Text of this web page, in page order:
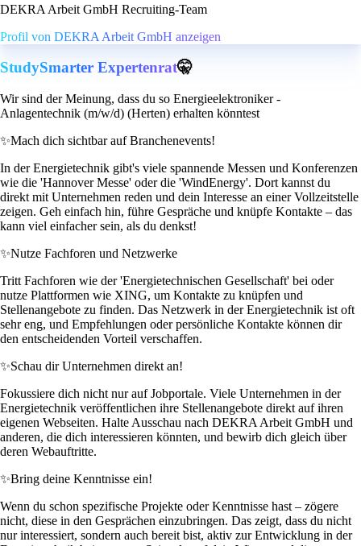
DEKRA Arbeit GmbH Recruiting-Team
Profil von DEKRA Arbeit GmbH anzeigen
StudySmarter Expertenrat🤫
Wir sind der Meinung, dass du so Energieelektroniker -
Anlagentechnik (m/w/d) (Herten) erhalten könntest
✨Mach dich sichtbar auf Branchenevents!
In der Energietechnik gibt's viele spannende Messen und Konferenzen
wie die 'Hannover Messe' oder die 'WindEnergy'. Dort kannst du
direkt mit Unternehmen reden und dein Interesse an einer Vollzeitstelle
zeigen. Geh einfach hin, führe Gespräche und knüpfe Kontakte – das
kann viel einfacher sein, als du denkst!
✨Nutze Fachforen und Netzwerke
Tritt Fachforen wie der 'Energietechnischen Gesellschaft' bei oder
nutze Plattformen wie XING, um Kontakte zu knüpfen und
Stellenangebote zu finden. Das Netzwerk in der Energietechnik ist oft
sehr eng, und Empfehlungen oder persönliche Kontakte können dir
den entscheidenden Vorteil verschaffen.
✨Schau dir Unternehmen direkt an!
Fokussiere dich nicht nur auf Jobportale. Viele Unternehmen in der
Energietechnik veröffentlichen ihre Stellenangebote direkt auf ihren
eigenen Webseiten. Halte Ausschau nach DEKRA Arbeit GmbH und
anderen, die dich interessieren könnten, und bewirb dich gleich über
deren Webauftritte.
✨Bring deine Kenntnisse ein!
Wenn du schon spezifische Projekte oder Kenntnisse hast – zögere
nicht, diese in den Gesprächen einzubringen. Das zeigt, dass du nicht
nur interessiert, sondern auch bereit bist, aktiv zur Entwicklung in der